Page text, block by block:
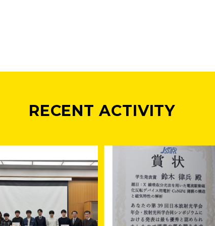
RECENT ACTIVITY